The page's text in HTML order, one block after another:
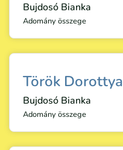
Bujdosó Bianka
Adomány összege
Török Dorottya
Bujdosó Bianka
Adomány összege